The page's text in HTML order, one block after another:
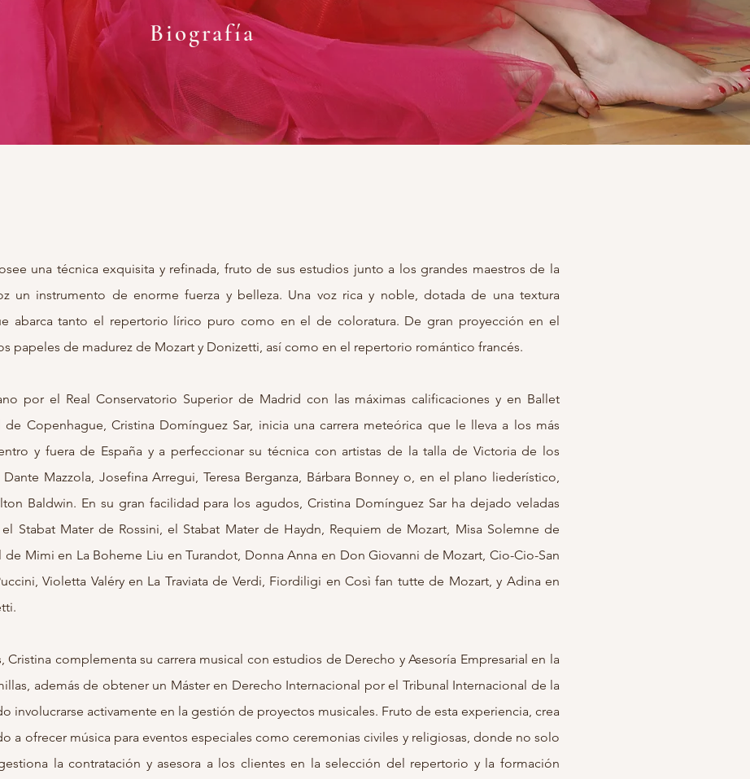
Biografía
una técnica exquisita y refinada, fruto de sus estudios junto a los grandes maestros de la
un instrumento de enorme fuerza y belleza. Una voz rica y noble, dotada de una textura
abarca tanto el repertorio lírico puro como en el de coloratura. De gran proyección en el
papeles de madurez de Mozart y Donizetti, así como en el repertorio romántico francés.
por el Real Conservatorio Superior de Madrid con las máximas calificaciones y en Ballet
de Copenhague, Cristina Domínguez Sar, inicia una carrera meteórica que le lleva a los más
y fuera de España y a perfeccionar su técnica con artistas de la talla de Victoria de los
Mazzola, Josefina Arregui, Teresa Berganza, Bárbara Bonney o, en el plano liederístico,
Baldwin. En su gran facilidad para los agudos, Cristina Domínguez Sar ha dejado veladas
Stabat Mater de Rossini, el Stabat Mater de Haydn, Requiem de Mozart, Misa Solemne de
Mimi en La Boheme Liu en Turandot, Donna Anna en Don Giovanni de Mozart, Cio-Cio-San
Violetta Valéry en La Traviata de Verdi, Fiordiligi en Così fan tutte de Mozart, y Adina en
Cristina complementa su carrera musical con estudios de Derecho y Asesoría Empresarial en la
además de obtener un Máster en Derecho Internacional por el Tribunal Internacional de la
involucrarse activamente en la gestión de proyectos musicales. Fruto de esta experiencia, crea
a ofrecer música para eventos especiales como ceremonias civiles y religiosas, donde no solo
la contratación y asesora a los clientes en la selección del repertorio y la formación